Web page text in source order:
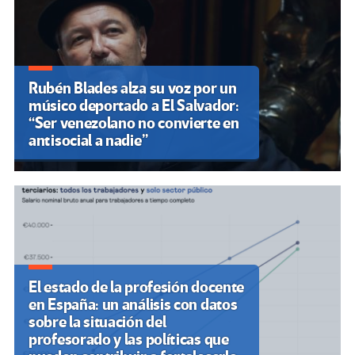
Rubén Blades alza su voz por un
músico deportado a El Salvador:
“Ser venezolano no convierte en
antisocial a nadie”
El estado de la profesión docente
en España: un análisis con datos
sobre la situación del
profesorado y las políticas que